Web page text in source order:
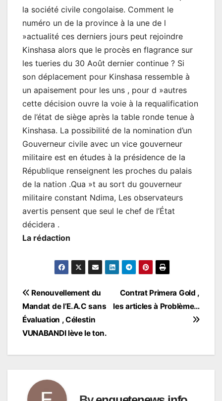
la société civile congolaise. Comment le
numéro un de la province à la une de l
»actualité ces derniers jours peut rejoindre
Kinshasa alors que le procès en flagrance sur
les tueries du 30 Août dernier continue ? Si
son déplacement pour Kinshasa ressemble à
un apaisement pour les uns , pour d »autres
cette décision ouvre la voie à la requalification
de l’état de siège après la table ronde tenue à
Kinshasa. La possibilité de la nomination d’un
Gouverneur civile avec un vice gouverneur
militaire est en études à la présidence de la
République renseignent les proches du palais
de la nation .Qua »t au sort du gouverneur
militaire constant Ndima, Les observateurs
avertis pensent que seul le chef de l’État
décidera .
La rédaction
Navigation
de
l’article
Contrat Primera Gold ,
les articles à Problème…
Renouvellement du
Mandat de l’E.A.C sans
Évaluation , Célestin
VUNABANDI lève le ton.